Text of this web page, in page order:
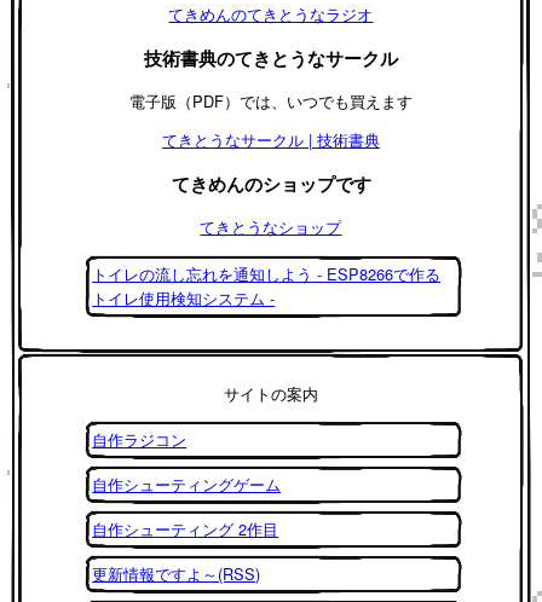
てきめんのてきとうなラジオ
技術書典のてきとうなサークル
電子版（PDF）では、いつでも買えます
てきとうなサークル | 技術書典
てきめんのショップです
てきとうなショップ
トイレの流し忘れを通知しよう - ESP8266で作る
トイレ使用検知システム -
サイトの案内
自作ラジコン
自作シューティングゲーム
自作シューティング 2作目
更新情報ですよ～(RSS)